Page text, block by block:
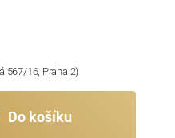
567/16, Praha 2)
Do košíku